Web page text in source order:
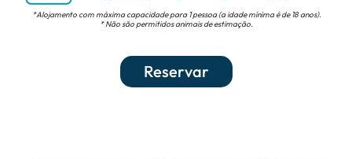
*Alojamento com máxima capacidade para 1 pessoa (a idade mínima é de 18 anos).
* Não são permitidos animais de estimação.
Reservar